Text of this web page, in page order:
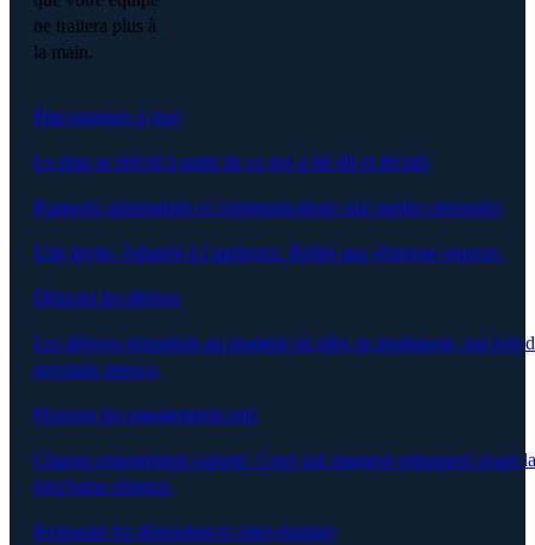
ne traitera plus à
la main.
Plan toujours à jour
Le plan se réécrit à partir de ce qui a été dit et décidé.
Rapports automatisés et communications aux parties prenantes
Une invite. Adaptée à l’audience. Reliée aux réunions sources.
Détecter les dérives
Les dérives remontent au moment où elles se produisent, pas lors
prochain steerco.
Honorer les engagements pris
Chaque engagement capturé. Ceux qui stagnent remontent avant la
prochaine réunion.
Remonter les dépendances inter-équipes